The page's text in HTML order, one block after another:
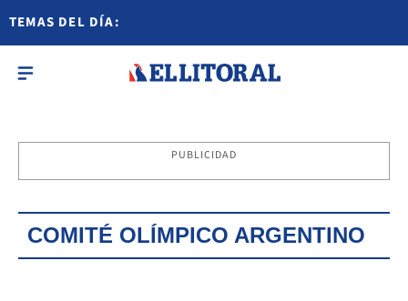
TEMAS DEL DÍA:
PUBLICIDAD
COMITÉ OLÍMPICO ARGENTINO